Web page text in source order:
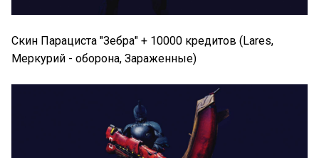
Скин Парациста "Зебра" + 10000 кредитов (Lares,
Меркурий - оборона, Зараженные)